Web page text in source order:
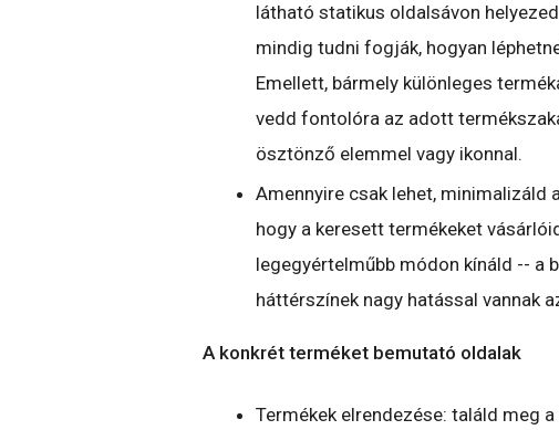
látható statikus oldalsávon
mindig tudni fogják, hogyan
Emellett, bármely különleges
vedd fontolóra az adott
ösztönző elemmel vagy ikonnal.
Amennyire csak lehet, minimalizáld
hogy a keresett termékeket
legegyértelműbb módon kínáld -- a
háttérszínek nagy hatással vannak
A konkrét terméket bemutató oldalak
Termékek elrendezése: találd meg